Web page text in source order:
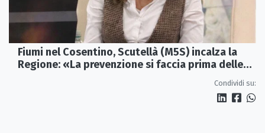
Fiumi nel Cosentino, Scutellà (M5S) incalza la
Regione: «La prevenzione si faccia prima delle
Condividi su: